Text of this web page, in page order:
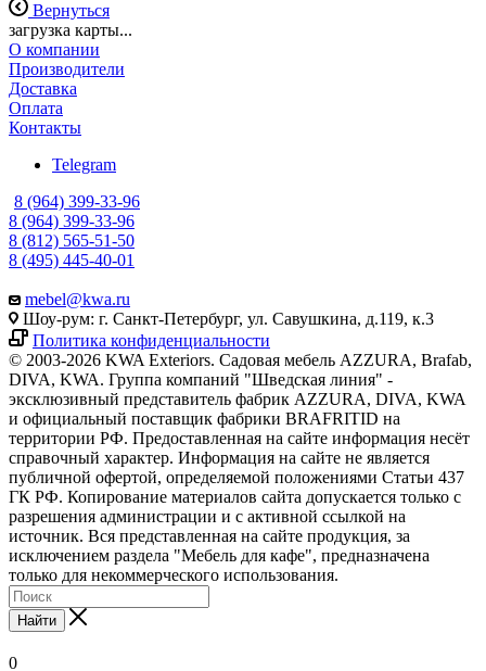
Вернуться
загрузка карты...
О компании
Производители
Доставка
Оплата
Контакты
Telegram
8 (964) 399-33-96
8 (964) 399-33-96
8 (812) 565-51-50
8 (495) 445-40-01
mebel@kwa.ru
Шоу-рум: г. Санкт-Петербург, ул. Савушкина, д.119, к.3
Политика конфиденциальности
© 2003-2026 KWA Exteriors. Садовая мебель AZZURA, Brafab,
DIVA, KWA. Группа компаний "Шведская линия" -
эксклюзивный представитель фабрик AZZURA, DIVA, KWA
и официальный поставщик фабрики BRAFRITID на
территории РФ. Предоставленная на сайте информация несёт
справочный характер. Информация на сайте не является
публичной офертой, определяемой положениями Статьи 437
ГК РФ. Копирование материалов сайта допускается только с
разрешения администрации и с активной ссылкой на
источник. Вся представленная на сайте продукция, за
исключением раздела "Мебель для кафе", предназначена
только для некоммерческого использования.
Найти
0